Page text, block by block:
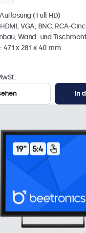
(Full HD)
VGA, BNC, RCA-
Wand- und
x 281 x 40 mm
In